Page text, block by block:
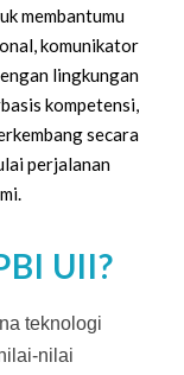
membantumu
komunikator
lingkungan
kompetensi,
secara
perjalanan
UII?
teknologi
nilai